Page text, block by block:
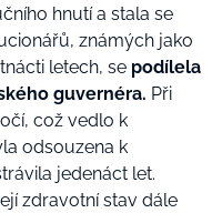
hnutí a stala se
známých jako
letech, se podílela
guvernéra. Při
což vedlo k
odsouzena k
jedenáct let.
zdravotní stav dále